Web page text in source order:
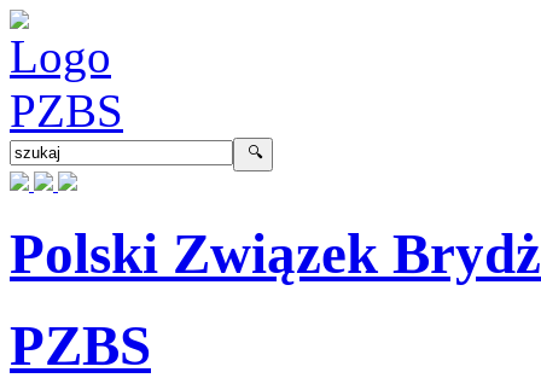
Polski Związek
PZBS